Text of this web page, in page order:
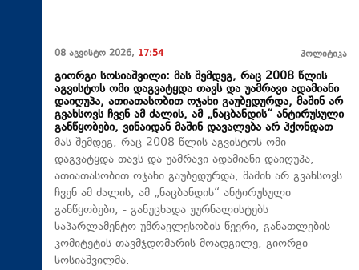
08 აგვისტო 2026, 17:54 პოლიტიკა
გიორგი სოსიაშვილი: მას შემდეგ, რაც 2008 წლის
აგვისტოს ომი დაგვატყდა თავს და უამრავი ადამიანი
დაიღუპა, ათიათასობით ოჯახი გაუბედურდა, მაშინ არ
გვახსოვს ჩვენ ამ ძალის, ამ „ნაცბანდის“ ანტირუსული
განწყობები, ვინაიდან მაშინ დავალება არ ჰქონდათ
მას შემდეგ, რაც 2008 წლის აგვისტოს ომი
დაგვატყდა თავს და უამრავი ადამიანი დაიღუპა,
ათიათასობით ოჯახი გაუბედურდა, მაშინ არ გვახსოვს
ჩვენ ამ ძალის, ამ „ნაცბანდის“ ანტირუსული
განწყობები, - განუცხადა ჟურნალისტებს
საპარლამენტო უმრავლესობის წევრი, განათლების
კომიტეტის თავმჯდომარის მოადგილე, გიორგი
სოსიაშვილმა.